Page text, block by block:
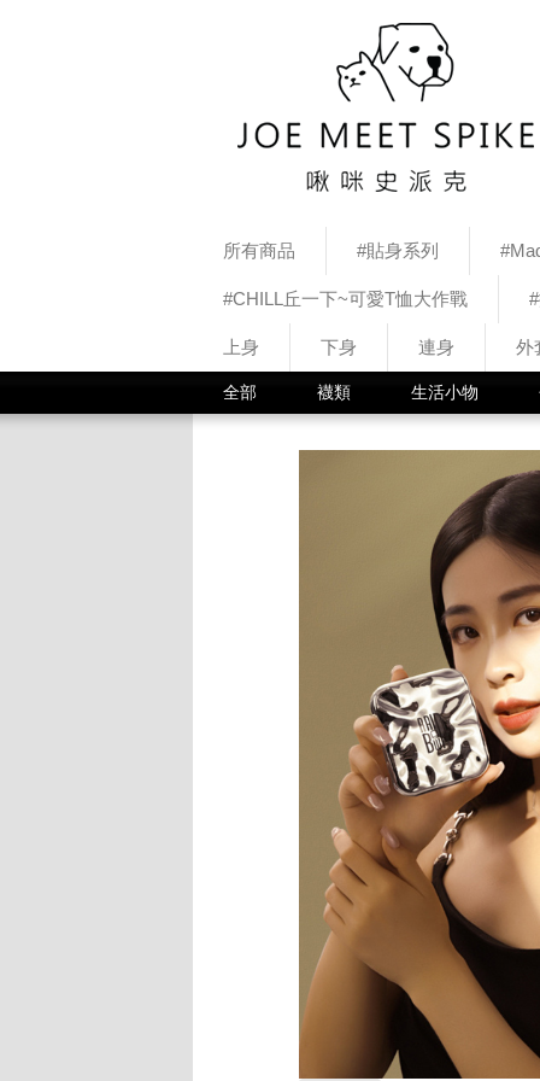
所有商品 #貼身系列
#CHILL丘一下~可愛T恤大作戰
上身 下身 連身 外
全部 襪類 生活小物